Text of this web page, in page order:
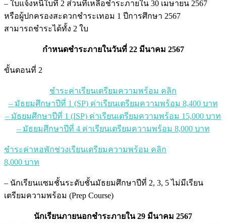
– ใบแจ้งหนี้ใบที่ 2 ส่วนที่เหลือชำระภายใน 30 เมษายน 2567
หรือผู้ปกครองสะดวกชำระเทอม 1 ปีการศึกษา 2567
สามารถชำระได้ทั้ง 2 ใบ
กำหนดชำระภายในวันที่ 22 มีนาคม 2567
ขั้นตอนที่ 2
ชำระค่าเรียนเตรียมความพร้อม คลิก
– มัธยมศึกษาปีที่ 1 (SP) ค่าเรียนเตรียมความพร้อม 8,400 บาท
– มัธยมศึกษาปีที่ 1 (ISP) ค่าเรียนเตรียมความพร้อม 15,000 บาท
– มัธยมศึกษาปีที่ 4 ค่าเรียนเตรียมความพร้อม 8,000 บาท
ชำระค่าหอพักช่วงเรียนเตรียมความพร้อม คลิก
8,000 บาท
– นักเรียนแซมชั้นระดับชั้นมัธยมศึกษาปีที่ 2, 3, 5 ไม่มีเรียน
เตรียมความพร้อม (Prep Course)
นักเรียนภายนอกชำระภายใน 29 มีนาคม 2567